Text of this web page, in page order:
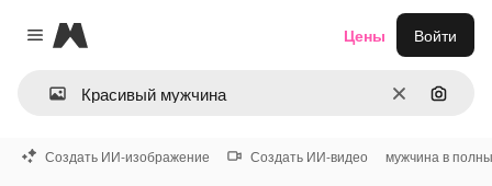
Close menu
Magnific
ОчиститьПоиск
Цены Войти
Создать ИИ-изображение Создать ИИ-видео мужчина в